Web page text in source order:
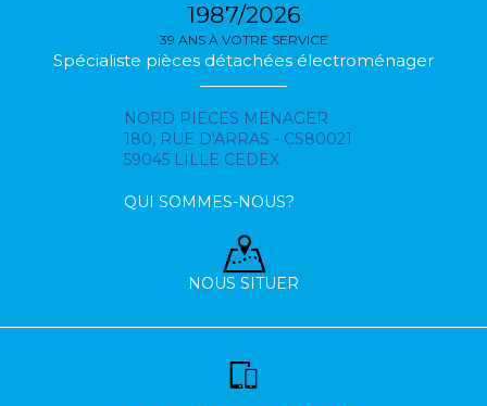
1987/2026
39 ANS À VOTRE SERVICE
Spécialiste pièces détachées électroménager
NORD PIECES MENAGER
180, RUE D'ARRAS - CS80021
59045 LILLE CEDEX
QUI SOMMES-NOUS?
NOUS SITUER